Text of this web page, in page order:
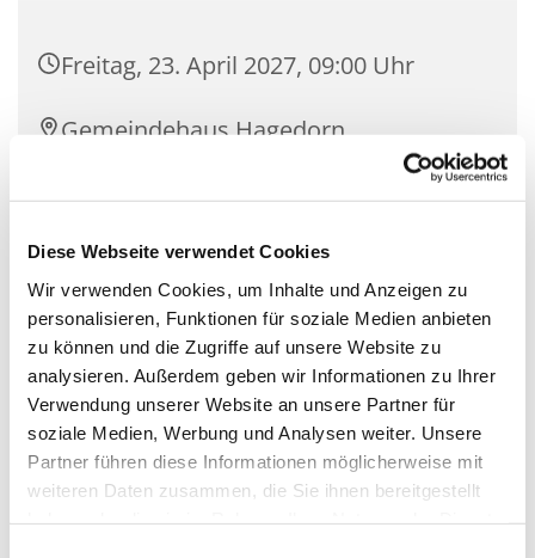
Diese Webseite verwendet Cookies
Wir verwenden Cookies, um Inhalte und Anzeigen zu
personalisieren, Funktionen für soziale Medien anbieten
zu können und die Zugriffe auf unsere Website zu
analysieren. Außerdem geben wir Informationen zu Ihrer
Verwendung unserer Website an unsere Partner für
soziale Medien, Werbung und Analysen weiter. Unsere
Partner führen diese Informationen möglicherweise mit
weiteren Daten zusammen, die Sie ihnen bereitgestellt
Freitag, 23. April 2027, 09:00 Uhr
Gemeindehaus Hagedorn,
Kirchlengern
Marleen Vogtländer